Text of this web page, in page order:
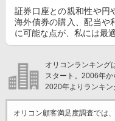
証券口座との親和性や円
海外債券の購入、配当や
に可能な点が、私には最
オリコンランキング
スタート。2006年か
2020年よりランキン
オリコン顧客満足度調査では